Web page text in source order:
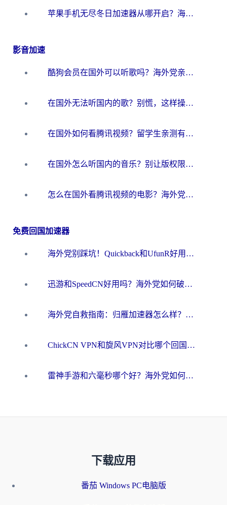
苹果手机无尽冬日加速器从哪开启？海外玩家的冬日生存指南
影音加速
酷狗会员在国外可以听歌吗？海外党亲测有效：3步解决音乐权限难题
在国外无法听国内的歌？别慌，这样操作就能畅听QQ音乐（附亲测加速器推荐）
在国外如何看腾讯视频？留学生亲测有效的回国加速方案
在国外怎么听国内的音乐？别让版权限制断了你的华语歌单
怎么在国外看腾讯视频的电影？海外党亲测有效的回国加速指南
免费回国加速器
海外党别踩坑！Quickback和UfunR好用吗？选对回国加速器才能无缝刷国内资源
迅游和SpeedCN好用吗？海外党如何破解那道看不见的墙
海外党自救指南：归雁加速器怎么样？教你避开坑实现国内资源无缝访问
ChickCN VPN和旋风VPN对比哪个回国效果更好？海外用户的选择困境与出路
雷神手游和六毫秒哪个好？海外党如何真正解锁国内资源
下载应用
番茄 Windows PC电脑版